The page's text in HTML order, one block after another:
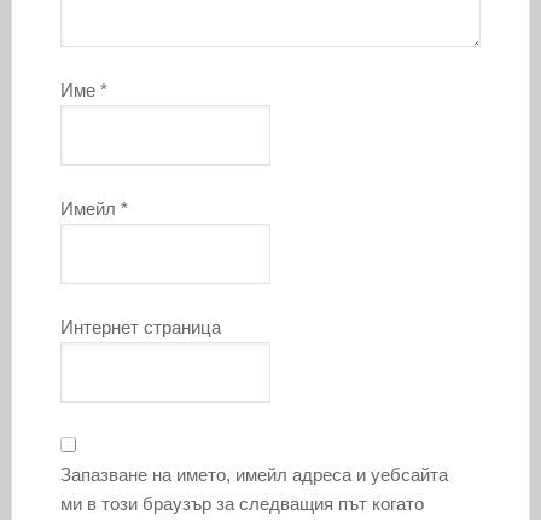
Име *
Имейл *
Интернет страница
Запазване на името, имейл адреса и уебсайта
ми в този браузър за следващия път когато